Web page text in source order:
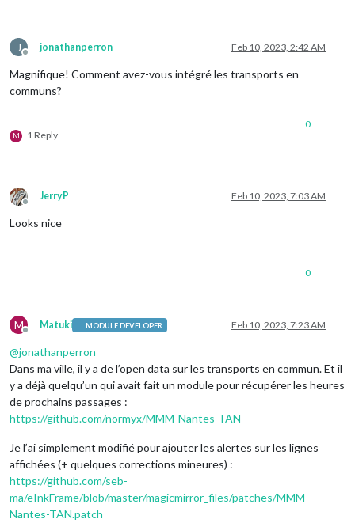
J
Offline
jonathanperron Feb 10, 2023, 2:42 AM
Magnifique! Comment avez-vous intégré les transports en
communs?
M 1 Reply
0
Offline
JerryP Feb 10, 2023, 7:03 AM
Looks nice
0
M
Offline
Matuki MODULE DEVELOPER Feb 10, 2023, 7:23 AM
@jonathanperron
Dans ma ville, il y a de l’open data sur les transports en commun. Et il
y a déjà quelqu’un qui avait fait un module pour récupérer les heures
de prochains passages :
https://github.com/normyx/MMM-Nantes-TAN
Je l’ai simplement modifié pour ajouter les alertes sur les lignes
affichées (+ quelques corrections mineures) :
https://github.com/seb-
ma/eInkFrame/blob/master/magicmirror_files/patches/MMM-
Nantes-TAN.patch